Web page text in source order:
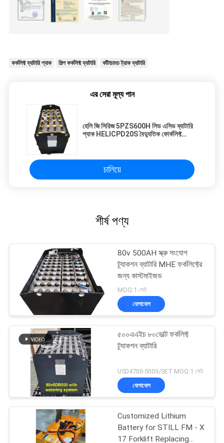
ফর্কলিফ্ট ব্যাটারি প্যাক শিল্প ফর্কলিফ্ট ব্যাটারি কাঁটাচামচ ট্রাক ব্যাটারি
এর সেরা মূল্য পান
হেলি জি সিরিজ 5PZS600H লিড এসিড ব্যাটারি
প্যাক HELICPD20S বৈদ্যুতিক ফোর্কলিফ্ট
চালিয়ে
শীর্ষ পণ্য
80v 500AH স্ক্রু সংযোগ
ট্র্যাকশন ব্যাটারি MHE ফর্কলিফ্টের
জন্য কাস্টমাইজড
MOQ:1 সেট
যোগাযোগ
৫০০এএইচ ৮০ভোল্ট ফর্কলিফ্ট
ট্র্যাকশন ব্যাটারি
USD4700-5000/SET MOQ:1 সেট
যোগাযোগ
Customized Lithium
Battery for STILL FM - X
17 Forklift Replacing